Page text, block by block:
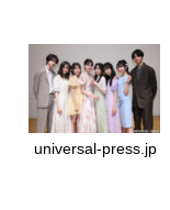
universal-press.jp